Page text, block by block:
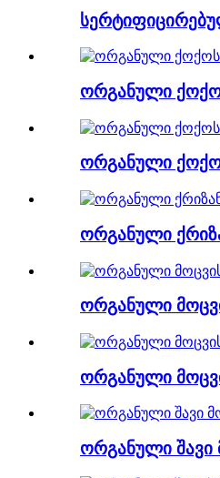
ორგანული
ორგანული
ორგანული
ორგანული
ორგანული
ორგანული შავი